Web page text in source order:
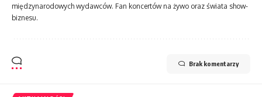
międzynarodowych wydawców. Fan koncertów na żywo oraz świata show-
biznesu.
Brak komentarzy